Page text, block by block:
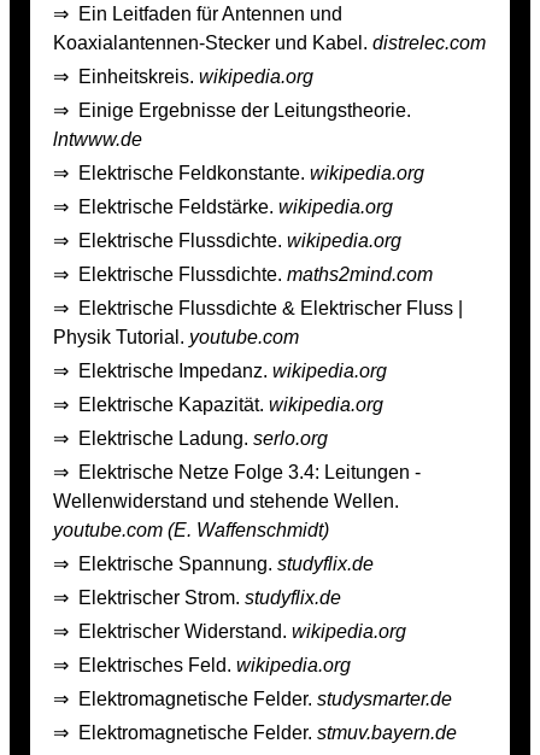
⇒ Ein Leitfaden für Antennen und
Koaxialantennen-Stecker und Kabel. distrelec.com
⇒ Einheitskreis. wikipedia.org
⇒ Einige Ergebnisse der Leitungstheorie.
lntwww.de
⇒ Elektrische Feldkonstante. wikipedia.org
⇒ Elektrische Feldstärke. wikipedia.org
⇒ Elektrische Flussdichte. wikipedia.org
⇒ Elektrische Flussdichte. maths2mind.com
⇒ Elektrische Flussdichte & Elektrischer Fluss |
Physik Tutorial. youtube.com
⇒ Elektrische Impedanz. wikipedia.org
⇒ Elektrische Kapazität. wikipedia.org
⇒ Elektrische Ladung. serlo.org
⇒ Elektrische Netze Folge 3.4: Leitungen -
Wellenwiderstand und stehende Wellen.
youtube.com (E. Waffenschmidt)
⇒ Elektrische Spannung. studyflix.de
⇒ Elektrischer Strom. studyflix.de
⇒ Elektrischer Widerstand. wikipedia.org
⇒ Elektrisches Feld. wikipedia.org
⇒ Elektromagnetische Felder. studysmarter.de
⇒ Elektromagnetische Felder. stmuv.bayern.de